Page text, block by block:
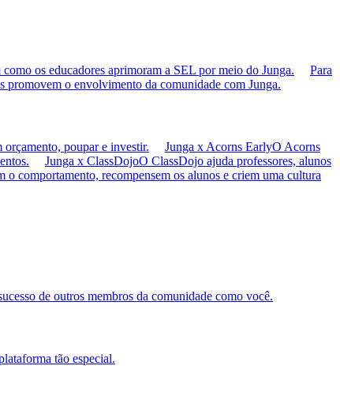
como os educadores aprimoram a SEL por meio do Junga.
Para
promovem o envolvimento da comunidade com Junga.
poupar e investir. Junga x Acorns EarlyO Acorns
Junga x ClassDojoO ClassDojo ajuda professores, alunos
comportamento, recompensem os alunos e criem uma cultura
de outros membros da comunidade como você.
tão especial.